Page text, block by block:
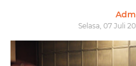
Selasa, 07 Juli